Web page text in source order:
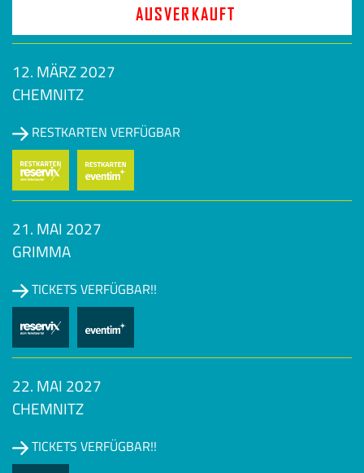
AUSVERKAUFT
12. MÄRZ 2027
CHEMNITZ
RESTKARTEN VERFÜGBAR
21. MAI 2027
GRIMMA
TICKETS VERFÜGBAR!!
22. MAI 2027
CHEMNITZ
TICKETS VERFÜGBAR!!